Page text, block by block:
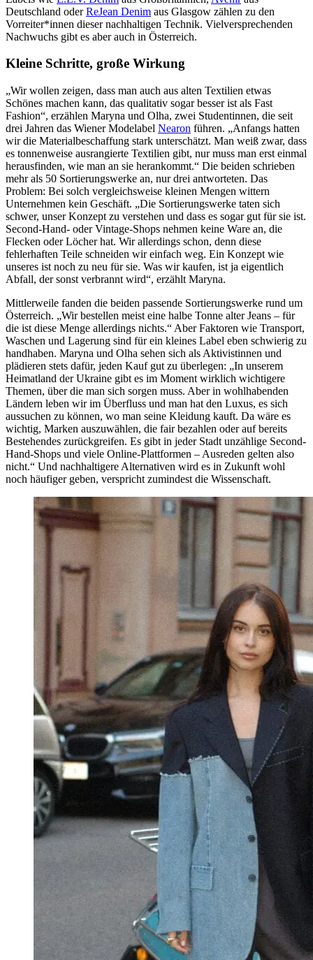
Deutschland oderReJean Denim aus Glasgow zählen zu den
Vorreiter*innen dieser nachhaltigen Technik. Vielversprechenden
Nachwuchs gibt es aber auch in Österreich.
Kleine Schritte, große Wirkung
„Wir wollen zeigen, dass man auch aus alten Textilien etwas
Schönes machen kann, das qualitativ sogar besser ist als Fast
Fashion“, erzählen Maryna und Olha, zwei Studentinnen, die seit
drei Jahren das Wiener Modelabel Nearon führen. „Anfangs hatten
wir die Materialbeschaffung stark unterschätzt. Man weiß zwar, dass
es tonnenweise ausrangierte Textilien gibt, nur muss man erst einmal
herausfinden, wie man an sie herankommt.“ Die beiden schrieben
mehr als 50 Sortierungswerke an, nur drei antworteten. Das
Problem: Bei solch vergleichsweise kleinen Mengen wittern
Unternehmen kein Geschäft. „Die Sortierungswerke taten sich
schwer, unser Konzept zu verstehen und dass es sogar gut für sie ist.
Second-Hand- oder Vintage-Shops nehmen keine Ware an, die
Flecken oder Löcher hat. Wir allerdings schon, denn diese
fehlerhaften Teile schneiden wir einfach weg. Ein Konzept wie
unseres ist noch zu neu für sie. Was wir kaufen, ist ja eigentlich
Abfall, der sonst verbrannt wird“, erzählt Maryna.
Mittlerweile fanden die beiden passende Sortierungswerke rund um
Österreich. „Wir bestellen meist eine halbe Tonne alter Jeans – für
die ist diese Menge allerdings nichts.“ Aber Faktoren wie Transport,
Waschen und Lagerung sind für ein kleines Label eben schwierig zu
handhaben. Maryna und Olha sehen sich als Aktivistinnen und
plädieren stets dafür, jeden Kauf gut zu überlegen: „In unserem
Heimatland der Ukraine gibt es im Moment wirklich wichtigere
Themen, über die man sich sorgen muss. Aber in wohlhabenden
Ländern leben wir im Überfluss und man hat den Luxus, es sich
aussuchen zu können, wo man seine Kleidung kauft. Da wäre es
wichtig, Marken auszuwählen, die fair bezahlen oder auf bereits
Bestehendes zurückgreifen. Es gibt in jeder Stadt unzählige Second-
Hand-Shops und viele Online-Plattformen – Ausreden gelten also
nicht.“ Und nachhaltigere Alternativen wird es in Zukunft wohl
noch häufiger geben, verspricht zumindest die Wissenschaft.